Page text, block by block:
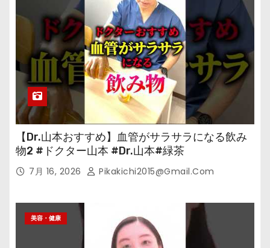
【Dr.山本おすすめ】血管がサラサラになる飲み
物2 #ドクター山本 #Dr.山本#緑茶
7月 16, 2026 Pikakichi2015@gmail.com
美容・健康